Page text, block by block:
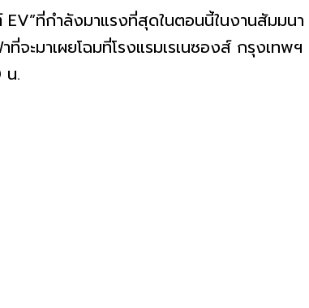
ำลังมาแรงที่สุดในตอนนี้ในงานสัมมนา
ะมาเผยโฉมที่โรงแรมเรเนซองส์ กรุงเทพ
น.